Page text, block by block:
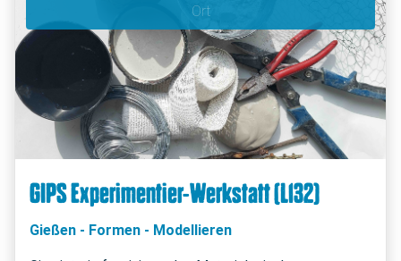
Ort
GIPS Experimentier-Werkstatt (L132)
Gießen - Formen - Modellieren